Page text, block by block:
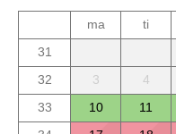
ma
ti
31
32
3 4
33
10 11